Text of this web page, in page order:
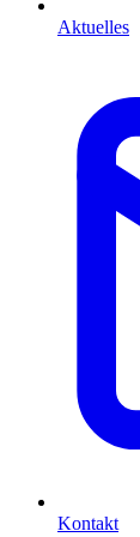
Aktuelles
Kontakt